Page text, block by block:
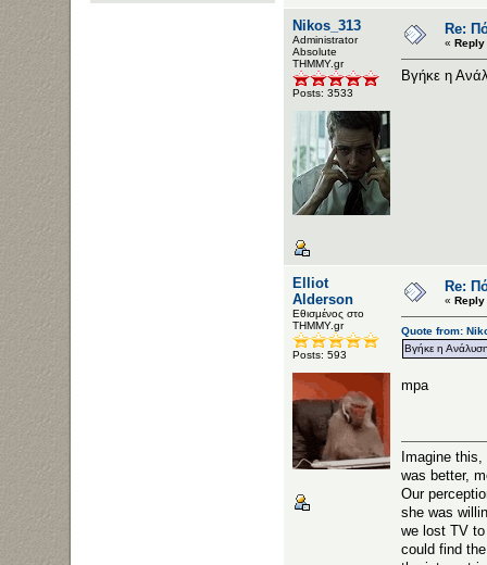
Nikos_313
Administrator
Αbsolute
ΤΗΜΜΥ.gr
Posts: 3533
Re:
« Reply
Βγήκε η
Elliot
Alderson
Εθισμένος στο
ΤΗΜΜΥ.gr
Posts: 593
Re:
« Reply
Quote from:
Βγήκε η
mpa
was better,
Our
she was
we lost
could find